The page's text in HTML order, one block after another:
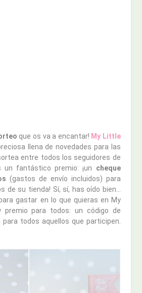
que os va a encantar! My Little
llena de novedades para las
entre todos los seguidores de
un fantástico premio: ¡un cheque
(gastos de envío incluidos) para
de su tienda! Sí, sí, has oído bien…
gastar en lo que quieras en My
premio para todos: un código de
para todos aquellos que participen.